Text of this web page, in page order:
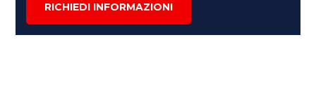
RICHIEDI INFORMAZIONI